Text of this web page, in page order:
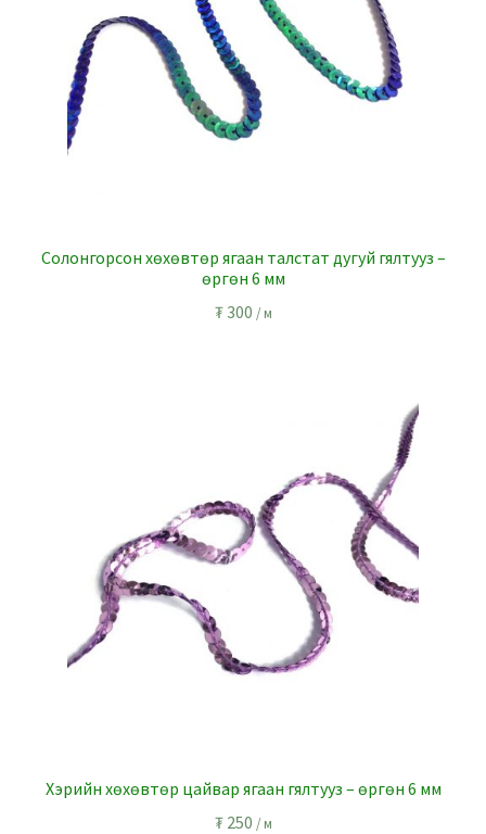
Солонгорсон хөхөвтөр ягаан талстат дугуй гялтууз –
өргөн 6 мм
₮300 / м
Хэрийн хөхөвтөр цайвар ягаан гялтууз – өргөн 6 мм
₮250 / м